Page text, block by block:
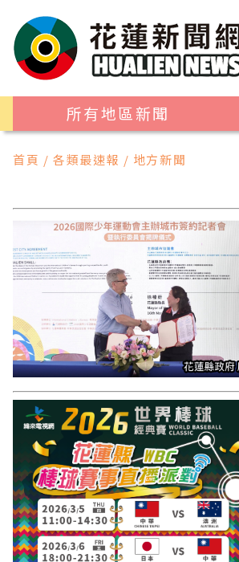
所有地區新聞
首頁 / 各類最速報 / 地方新聞